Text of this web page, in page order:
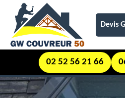
Devis
02 52 56 21 66